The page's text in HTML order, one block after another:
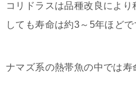
コリドラスは品種改良によ
しても寿命は約3～5年ほどで
ナマズ系の熱帯魚の中では寿